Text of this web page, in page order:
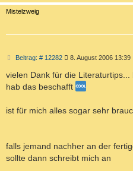
Mistelzweig
Beitrag: # 12282B
i
r
8. August 2006 13:39
vielen Dank für die
hab das beschafft
ist für mich alles sogar sehr
falls jemand nachher an der
sollte dann schreibt mich an